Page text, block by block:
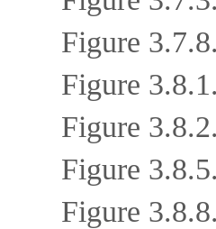
Figure
Figure
Figure
Figure
Figure